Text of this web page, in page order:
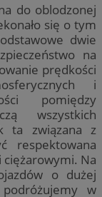
do oblodzonej
się o tym
dwie
na
prędkości
i
pomiędzy
wszystkich
ta związana z
respektowana
ciężarowymi. Na
o dużej
w